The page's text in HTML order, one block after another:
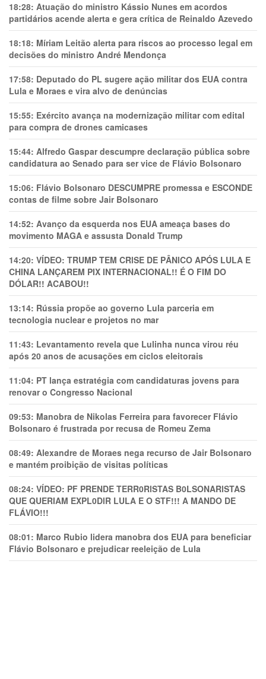
18:28: Atuação do ministro Kássio Nunes em acordos
partidários acende alerta e gera crítica de Reinaldo Azevedo
18:18: Míriam Leitão alerta para riscos ao processo legal em
decisões do ministro André Mendonça
17:58: Deputado do PL sugere ação militar dos EUA contra
Lula e Moraes e vira alvo de denúncias
15:55: Exército avança na modernização militar com edital
para compra de drones camicases
15:44: Alfredo Gaspar descumpre declaração pública sobre
candidatura ao Senado para ser vice de Flávio Bolsonaro
15:06: Flávio Bolsonaro DESCUMPRE promessa e ESCONDE
contas de filme sobre Jair Bolsonaro
14:52: Avanço da esquerda nos EUA ameaça bases do
movimento MAGA e assusta Donald Trump
14:20: VÍDEO: TRUMP TEM CRlSE DE PÂNlCO APÓS LULA E
CHINA LANÇAREM PIX INTERNACIONAL!! É O FIM DO
DÓLAR!! ACABOU!!
13:14: Rússia propõe ao governo Lula parceria em
tecnologia nuclear e projetos no mar
11:43: Levantamento revela que Lulinha nunca virou réu
após 20 anos de acusações em ciclos eleitorais
11:04: PT lança estratégia com candidaturas jovens para
renovar o Congresso Nacional
09:53: Manobra de Nikolas Ferreira para favorecer Flávio
Bolsonaro é frustrada por recusa de Romeu Zema
08:49: Alexandre de Moraes nega recurso de Jair Bolsonaro
e mantém proibição de visitas políticas
08:24: VÍDEO: PF PRENDE TERR0RlSTAS B0LSONARlSTAS
QUE QUERIAM EXPL0DlR LULA E O STF!!! A MANDO DE
FLÁVIO!!!
08:01: Marco Rubio lidera manobra dos EUA para beneficiar
Flávio Bolsonaro e prejudicar reeleição de Lula